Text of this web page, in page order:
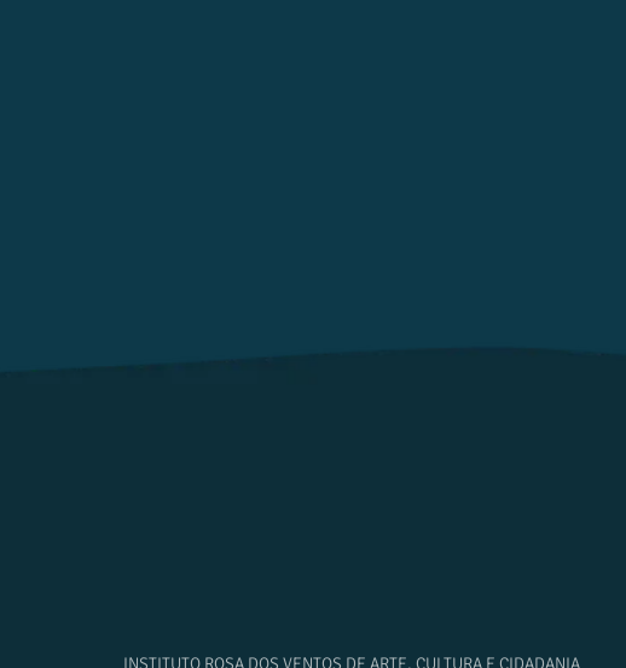
INSTITUTO ROSA DOS VENTOS DE ARTE, CULTURA E CIDADANIA